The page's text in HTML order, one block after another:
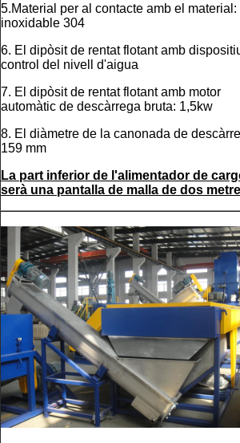
5.Material per al contacte amb el material:
inoxidable 304
6. El dipòsit de rentat flotant amb
control del nivell d'aigua
7. El dipòsit de rentat flotant amb motor
automàtic de descàrrega bruta: 1,5kw
8. El diàmetre de la canonada de
159 mm
La part inferior de l'alimentador de
serà una pantalla de malla de dos